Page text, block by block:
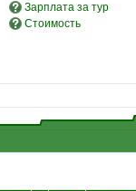
Зарплата за тур
Стоимость